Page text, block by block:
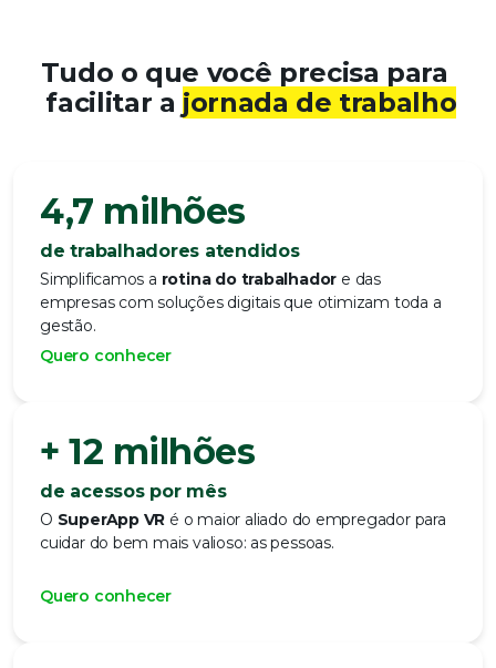
Tudo o que você precisa para
facilitar a jornada de trabalho
4,7 milhões
de trabalhadores atendidos
Simplificamos a rotina do trabalhador e das
empresas com soluções digitais que otimizam toda a
gestão.
Quero conhecer
+ 12 milhões
de acessos por mês
O SuperApp VR é o maior aliado do empregador para
cuidar do bem mais valioso: as pessoas.
Quero conhecer